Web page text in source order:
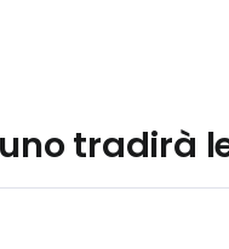
tradirà